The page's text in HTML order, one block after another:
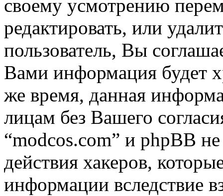
своему усмотрению
редактировать, или
пользователь, Вы
Вами информация будет
же время, данная
лицам без Вашего
“modcos.com” и phpBB не
действия хакеров,
информации вследствие